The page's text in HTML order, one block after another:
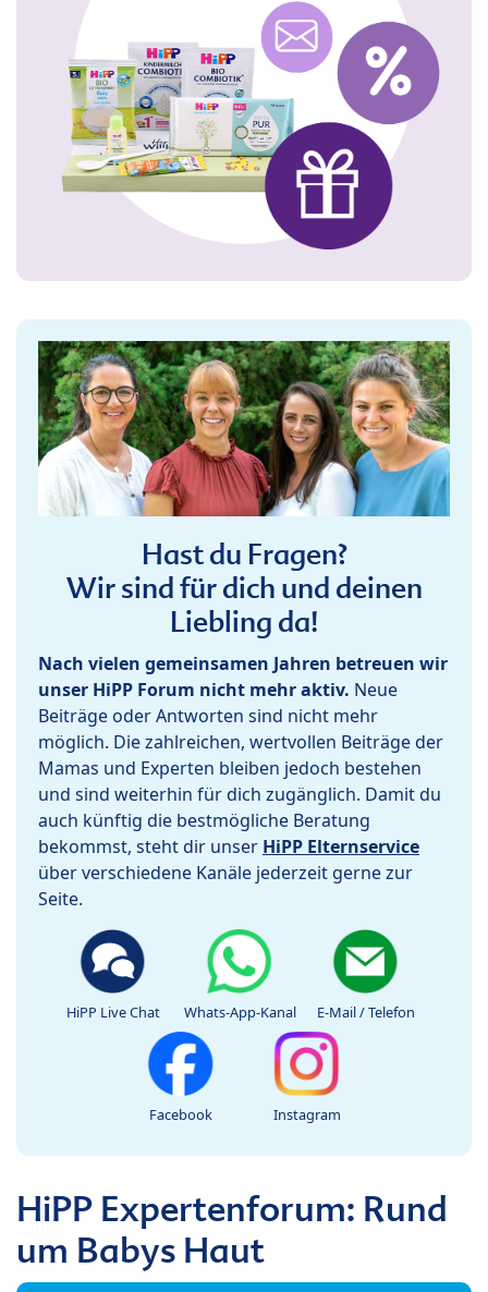
Hast du Fragen?
Wir sind für dich und deinen
Liebling da!
Nach vielen gemeinsamen Jahren betreuen wir
unser HiPP Forum nicht mehr aktiv. Neue
Beiträge oder Antworten sind nicht mehr
möglich. Die zahlreichen, wertvollen Beiträge der
Mamas und Experten bleiben jedoch bestehen
und sind weiterhin für dich zugänglich. Damit du
auch künftig die bestmögliche Beratung
bekommst, steht dir unser HiPP Elternservice
über verschiedene Kanäle jederzeit gerne zur
Seite.
HiPP Live Chat Whats-App-Kanal E-Mail / Telefon
Facebook Instagram
HiPP Expertenforum: Rund
um Babys Haut